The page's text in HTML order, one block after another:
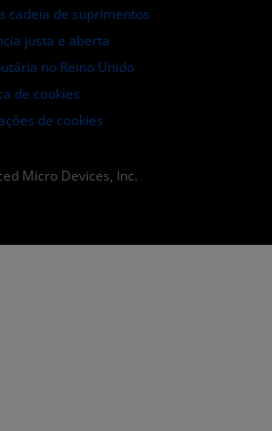
cadeia de suprimentos
justa e aberta
no Reino Unido
de cookies
de cookies
Micro Devices, Inc.